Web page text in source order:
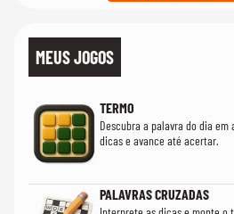
MEUS JOGOS
TERMO
Descubra a palavra do dia
dicas e avance até acertar.
PALAVRAS CRUZADAS